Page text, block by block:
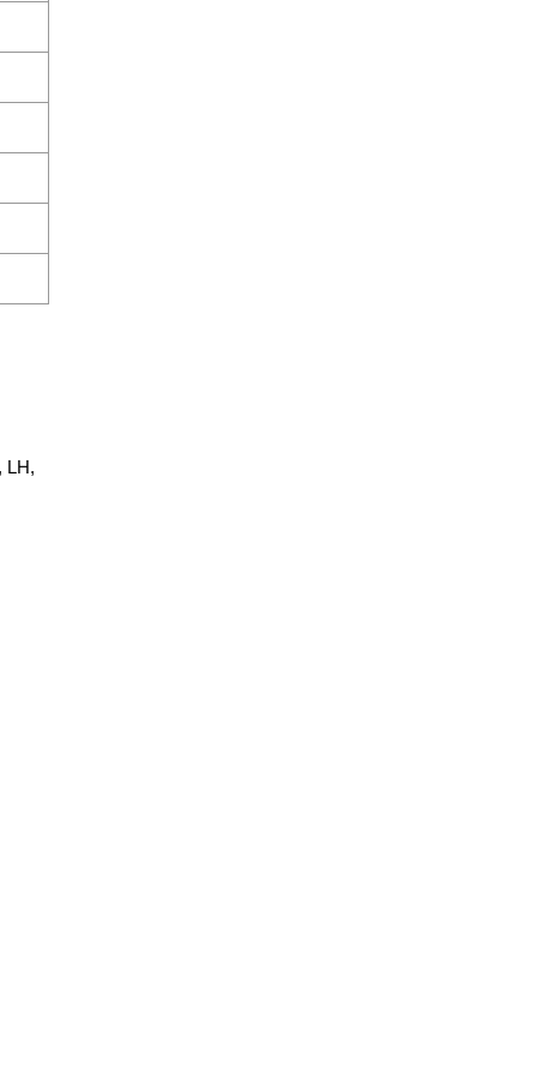
LH,